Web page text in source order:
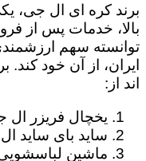
برند کره ای ال جی،
بالا، خدمات پس از
توانسته سهم
ایران، از آن خود
اند از:
یخچال فریزر ال
ساید بای ساید
ماشین